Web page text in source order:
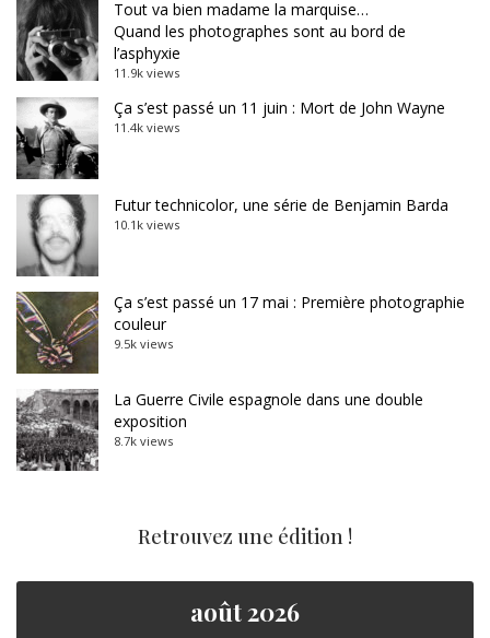
Tout va bien madame la marquise…
Quand les photographes sont au bord de
l’asphyxie
11.9k views
Ça s’est passé un 11 juin : Mort de John Wayne
11.4k views
Futur technicolor, une série de Benjamin Barda
10.1k views
Ça s’est passé un 17 mai : Première photographie
couleur
9.5k views
La Guerre Civile espagnole dans une double
exposition
8.7k views
Retrouvez une édition !
août 2026